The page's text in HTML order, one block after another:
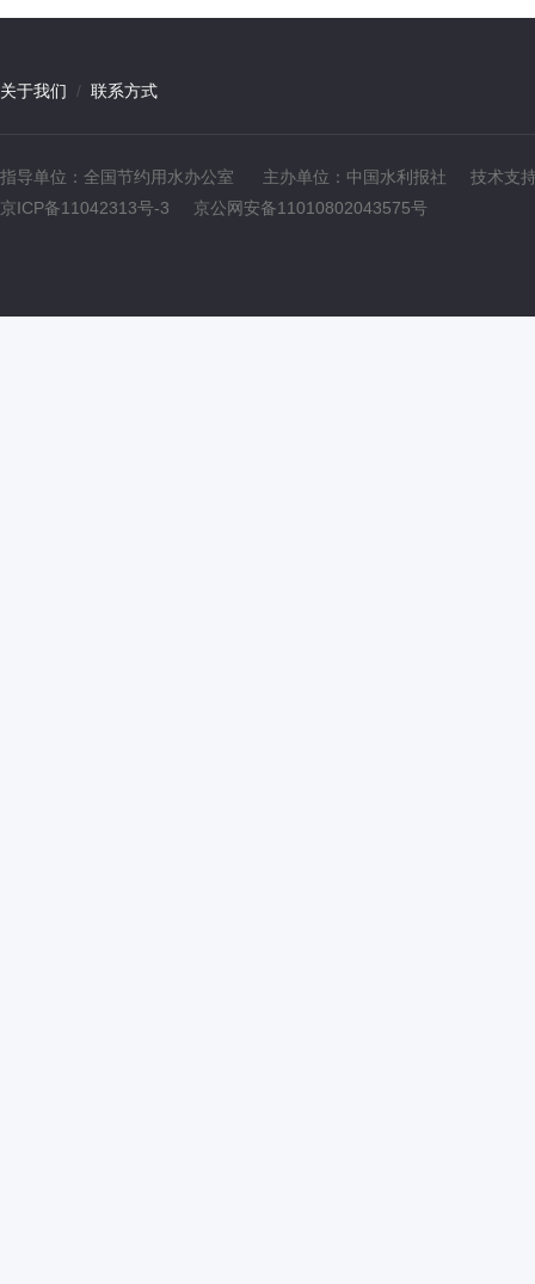
关于我们 / 联系方式
指导单位：全国节约用水办公室 主办单位：中国水利报社
技术支
京ICP备11042313号-3
京公网安备11010802043575号